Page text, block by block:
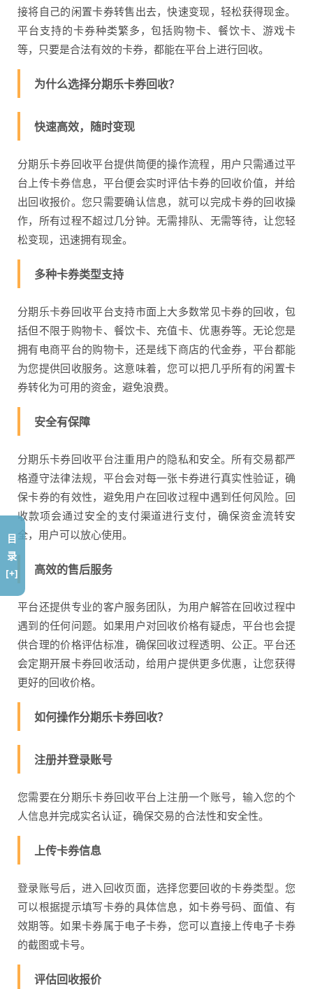
接将自己的闲置卡券转售出去，快速变现，轻松获得现金。
平台支持的卡券种类繁多，包括购物卡、餐饮卡、游戏卡
等，只要是合法有效的卡券，都能在平台上进行回收。
为什么选择分期乐卡券回收？
快速高效，随时变现
分期乐卡券回收平台提供简便的操作流程，用户只需通过平
台上传卡券信息，平台便会实时评估卡券的回收价值，并给
出回收报价。您只需要确认信息，就可以完成卡券的回收操
作，所有过程不超过几分钟。无需排队、无需等待，让您轻
松变现，迅速拥有现金。
多种卡券类型支持
分期乐卡券回收平台支持市面上大多数常见卡券的回收，包
括但不限于购物卡、餐饮卡、充值卡、优惠券等。无论您是
拥有电商平台的购物卡，还是线下商店的代金券，平台都能
为您提供回收服务。这意味着，您可以把几乎所有的闲置卡
券转化为可用的资金，避免浪费。
安全有保障
分期乐卡券回收平台注重用户的隐私和安全。所有交易都严
格遵守法律法规，平台会对每一张卡券进行真实性验证，确
保卡券的有效性，避免用户在回收过程中遇到任何风险。回
收款项会通过安全的支付渠道进行支付，确保资金流转安
全，用户可以放心使用。
高效的售后服务
平台还提供专业的客户服务团队，为用户解答在回收过程中
遇到的任何问题。如果用户对回收价格有疑虑，平台也会提
供合理的价格评估标准，确保回收过程透明、公正。平台还
会定期开展卡券回收活动，给用户提供更多优惠，让您获得
更好的回收价格。
如何操作分期乐卡券回收？
注册并登录账号
您需要在分期乐卡券回收平台上注册一个账号，输入您的个
人信息并完成实名认证，确保交易的合法性和安全性。
上传卡券信息
登录账号后，进入回收页面，选择您要回收的卡券类型。您
可以根据提示填写卡券的具体信息，如卡券号码、面值、有
效期等。如果卡券属于电子卡券，您可以直接上传电子卡券
的截图或卡号。
评估回收报价
目
录
[+]